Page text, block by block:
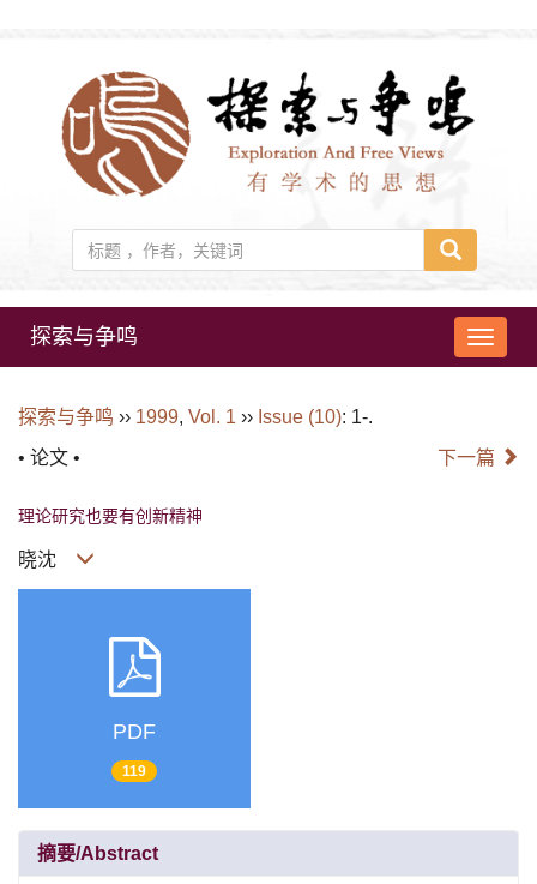
导
航
探索与争鸣
探索与争鸣 ›› 1999, Vol. 1 ›› Issue (10): 1-.
• 论文 •
下一篇
理论研究也要有创新精神
晓沈
PDF
119
摘要/Abstract